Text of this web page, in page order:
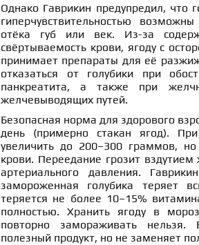
Однако Гаврикин предупредил, что
гиперчувствительностью
отёка губ или век. Из-за
свёртываемость крови, ягоду с
принимает препараты для её
отказаться от голубики при
панкреатита, а также при
желчевыводящих путей.
Безопасная норма для здорового
день (примерно стакан ягод).
увеличить до 200–300 граммов,
крови. Переедание грозит
артериального давления.
замороженная голубика теряет
теряется не более 10–15%
полностью. Хранить ягоду в
повторно замораживать
полезный продукт, но не заменяет